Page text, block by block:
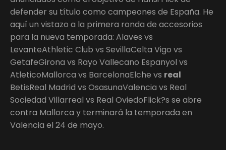
defender su título como campeones de España. He
aquí un vistazo a la primera ronda de accesorios
para la nueva temporada: Alaves vs
LevanteAthletic Club vs SevillaCelta Vigo vs
GetafeGirona vs Rayo Vallecano Espanyol vs
AtleticoMallorca vs BarcelonaElche vs real
BetisReal Madrid vs OsasunaValencia vs Real
Sociedad Villarreal vs Real OviedoFlick?s se abre
contra Mallorca y terminará la temporada en
Valencia el 24 de mayo.